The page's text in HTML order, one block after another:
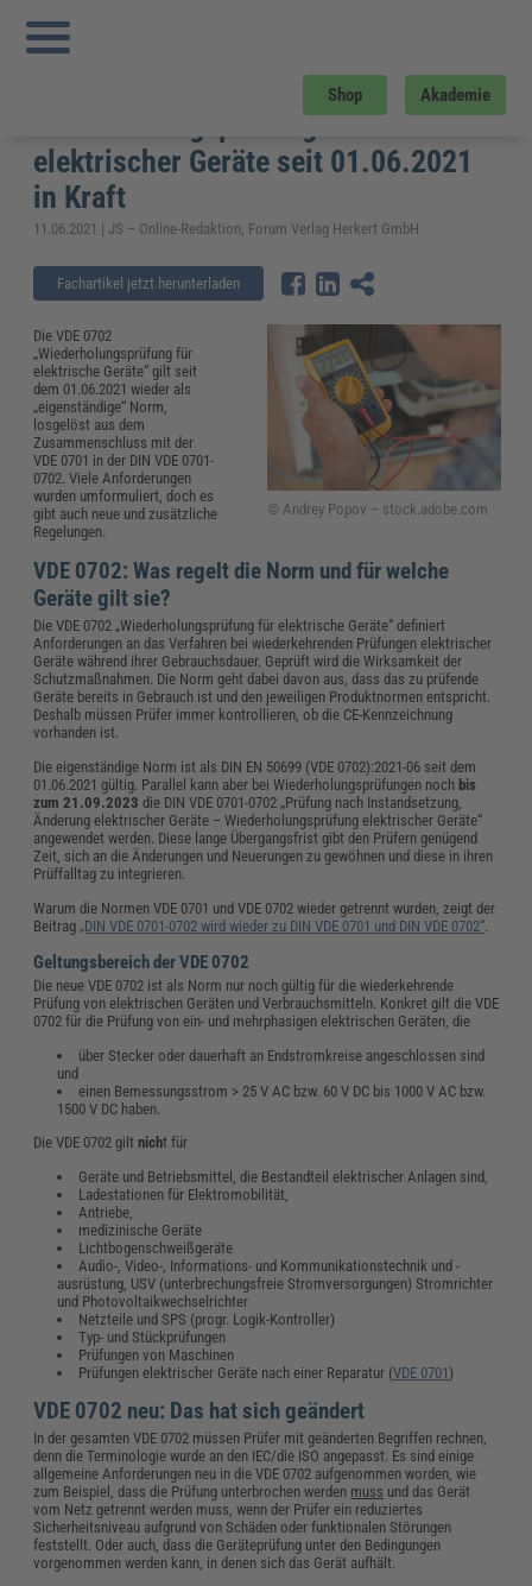
Shop Akademie
Sie sind hier:
VDE 0702 für Wiederholungsprüfungen elektrischer Geräte seit 01.06.2021 in
Kraft
Wiederholungsprüfungen
elektrischer Geräte seit 01.06.2021
in Kraft
11.06.2021 | JS – Online-Redaktion, Forum Verlag Herkert GmbH
Fachartikel jetzt herunterladen
© Andrey Popov – stock.adobe.com
Die VDE 0702
„Wiederholungsprüfung für
elektrische Geräte“ gilt seit
dem 01.06.2021 wieder als
„eigenständige“ Norm,
losgelöst aus dem
Zusammenschluss mit der
VDE 0701 in der DIN VDE 0701-
0702. Viele Anforderungen
wurden umformuliert, doch es
gibt auch neue und zusätzliche
Regelungen.
VDE 0702: Was regelt die Norm und für welche
Geräte gilt sie?
Die VDE 0702 „Wiederholungsprüfung für elektrische Geräte“ definiert
Anforderungen an das Verfahren bei wiederkehrenden Prüfungen elektrischer
Geräte während ihrer Gebrauchsdauer. Geprüft wird die Wirksamkeit der
Schutzmaßnahmen. Die Norm geht dabei davon aus, dass das zu prüfende
Geräte bereits in Gebrauch ist und den jeweiligen Produktnormen entspricht.
Deshalb müssen Prüfer immer kontrollieren, ob die CE-Kennzeichnung
vorhanden ist.
Die eigenständige Norm ist als DIN EN 50699 (VDE 0702):2021-06 seit dem
01.06.2021 gültig. Parallel kann aber bei Wiederholungsprüfungen noch bis
zum 21.09.2023 die DIN VDE 0701-0702 „Prüfung nach Instandsetzung,
Änderung elektrischer Geräte – Wiederholungsprüfung elektrischer Geräte“
angewendet werden. Diese lange Übergangsfrist gibt den Prüfern genügend
Zeit, sich an die Änderungen und Neuerungen zu gewöhnen und diese in ihren
Prüffalltag zu integrieren.
Warum die Normen VDE 0701 und VDE 0702 wieder getrennt wurden, zeigt der
Beitrag „DIN VDE 0701-0702 wird wieder zu DIN VDE 0701 und DIN VDE 0702“.
Geltungsbereich der VDE 0702
Die neue VDE 0702 ist als Norm nur noch gültig für die wiederkehrende
Prüfung von elektrischen Geräten und Verbrauchsmitteln. Konkret gilt die VDE
0702 für die Prüfung von ein- und mehrphasigen elektrischen Geräten, die
über Stecker oder dauerhaft an Endstromkreise angeschlossen sind
und
einen Bemessungsstrom > 25 V AC bzw. 60 V DC bis 1000 V AC bzw.
1500 V DC haben.
Die VDE 0702 giltnicht für
Geräte und Betriebsmittel, die Bestandteil elektrischer Anlagen sind,
Ladestationen für Elektromobilität,
Antriebe,
medizinische Geräte
Lichtbogenschweißgeräte
Audio-, Video-, Informations- und Kommunikationstechnik und -
ausrüstung, USV (unterbrechungsfreie Stromversorgungen) Stromrichter
und Photovoltaikwechselrichter
Netzteile und SPS (progr. Logik-Kontroller)
Typ- und Stückprüfungen
Prüfungen von Maschinen
Prüfungen elektrischer Geräte nach einer Reparatur (VDE 0701)
VDE 0702 neu: Das hat sich geändert
In der gesamten VDE 0702 müssen Prüfer mit geänderten Begriffen rechnen,
denn die Terminologie wurde an den IEC/die ISO angepasst. Es sind einige
allgemeine Anforderungen neu in die VDE 0702 aufgenommen worden, wie
zum Beispiel, dass die Prüfung unterbrochen werden muss und das Gerät
vom Netz getrennt werden muss, wenn der Prüfer ein reduziertes
Sicherheitsniveau aufgrund von Schäden oder funktionalen Störungen
feststellt. Oder auch, dass die Geräteprüfung unter den Bedingungen
vorgenommen werden kann, in denen sich das Gerät aufhält.